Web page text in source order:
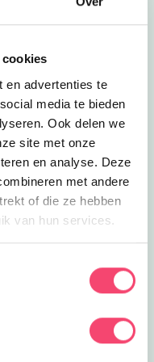
en advertenties te
media te bieden
Ook delen we
site met onze
en analyse. Deze
met andere
of die ze hebben
van hun services.
de
feestje! Vier je
golven bij surfschool
Kom naar Beware
spectaculair feestje op